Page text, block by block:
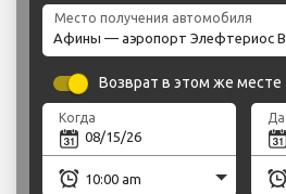
Место получения автомобиля
Возврат в этом же месте
Когда